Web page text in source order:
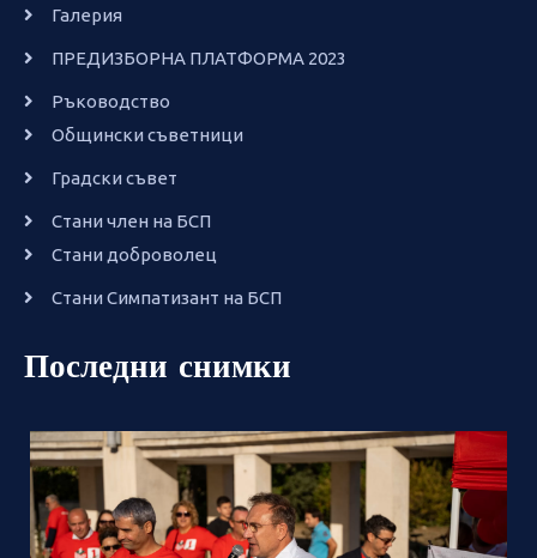
Галерия
ПРЕДИЗБОРНА ПЛАТФОРМА 2023
Ръководство
Общински съветници
Градски съвет
Стани член на БСП
Стани доброволец
Стани Симпатизант на БСП
Последни снимки